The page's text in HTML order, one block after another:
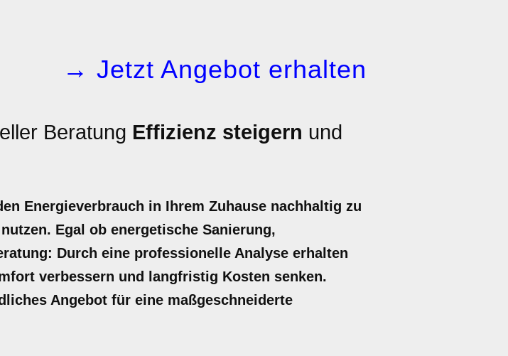
→ Jetzt Angebot erhalten
Beratung Effizienz steigern und
Energieverbrauch in Ihrem Zuhause nachhaltig zu
Egal ob energetische Sanierung,
Durch eine professionelle Analyse erhalten
verbessern und langfristig Kosten senken.
Angebot für eine maßgeschneiderte